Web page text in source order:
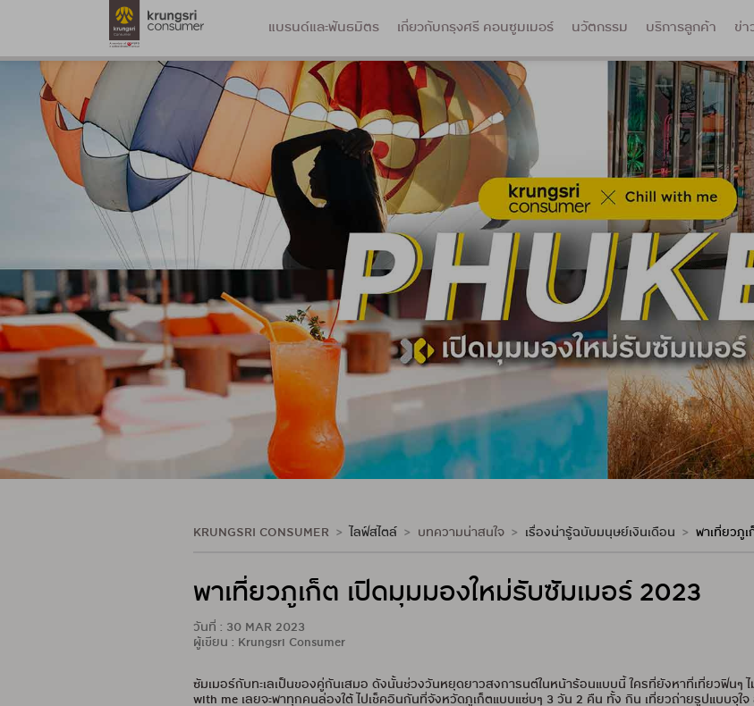
แบรนด์และพันธมิตร เกี่ยวกับกรุงศรี คอนซูมเมอร์ นวัตกรรม บริการลูกค้า ข่า
KRUNGSRI CONSUMER ไลฟ์สไตล์ บทความน่าสนใจ เรื่องน่ารู้ฉบับมนุษย์เงินเดือน พาเที่ยวภู
พาเที่ยวภูเก็ต เปิดมุมมองใหม่รับซัมเมอร์ 2023
วันที่ : 30 MAR 2023
ผู้เขียน : Krungsri Consumer
ซัมเมอร์กับทะเลเป็นของคู่กันเสมอ ดังนั้นช่วงวันหยุดยาวสงการนต์ในหน้าร้อนแบบนี้ ใครที่ยังหาที่เที่ยวฟินๆ
with me เลยจะพาทุกคนล่องใต้ ไปเช็คอินกันที่จังหวัดภูเก็ตแบบแซ่บๆ 3 วัน 2 คืน ทั้ง กิน เที่ยวถ่ายรูปแบบจุใ